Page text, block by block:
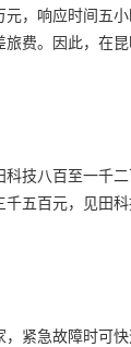
，响应时间五
费。因此，在
技八百至一千
五百元，见田
紧急故障时可